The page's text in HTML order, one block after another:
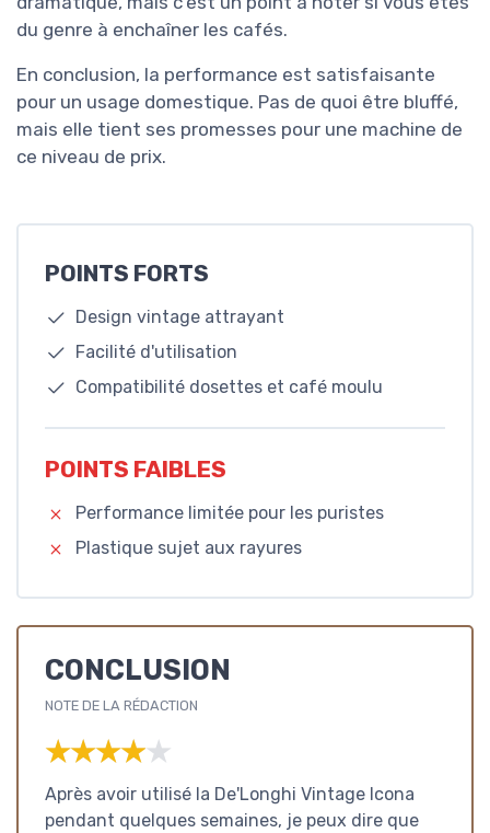
du genre à enchaîner les cafés.
En conclusion, la performance est satisfaisante
pour un usage domestique. Pas de quoi être bluffé,
mais elle tient ses promesses pour une machine de
ce niveau de prix.
POINTS FORTS
Design vintage attrayant
Facilité d'utilisation
Compatibilité dosettes et café moulu
POINTS FAIBLES
Performance limitée pour les puristes
Plastique sujet aux rayures
CONCLUSION
NOTE DE LA RÉDACTION
★★★★★
★★★★★
Après avoir utilisé la De'Longhi Vintage Icona
pendant quelques semaines, je peux dire que